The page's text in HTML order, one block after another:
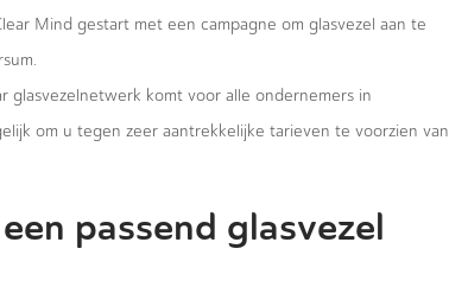
Mind gestart met een campagne om glasvezel aan te
komt voor alle ondernemers in
om u tegen zeer aantrekkelijke tarieven te voorzien van
passend glasvezel